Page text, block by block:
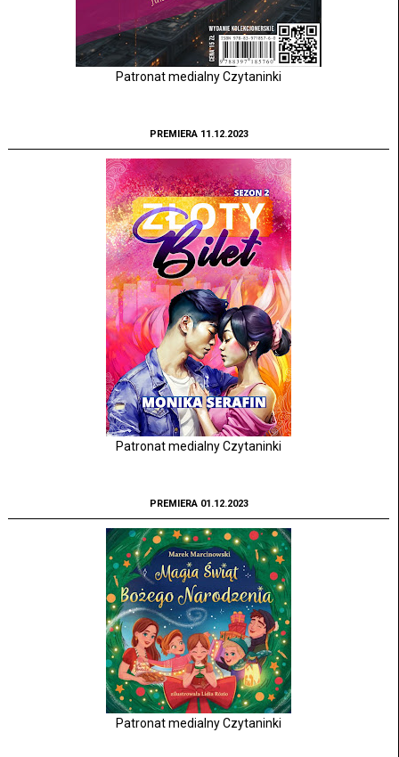
Patronat medialny Czytaninki
PREMIERA 11.12.2023
Patronat medialny Czytaninki
PREMIERA 01.12.2023
Patronat medialny Czytaninki